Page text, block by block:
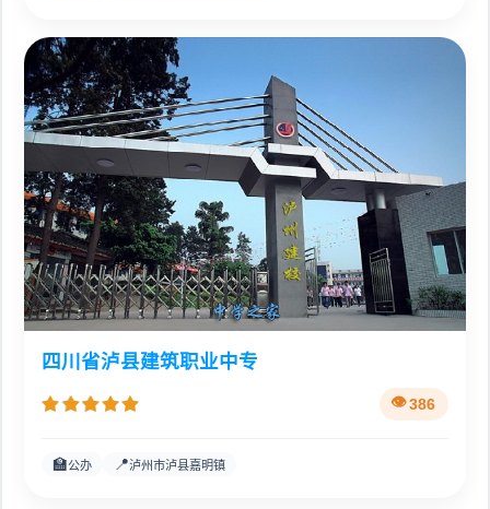
四川省泸县建筑职业中专
386
🏫公办 📍泸州市泸县嘉明镇